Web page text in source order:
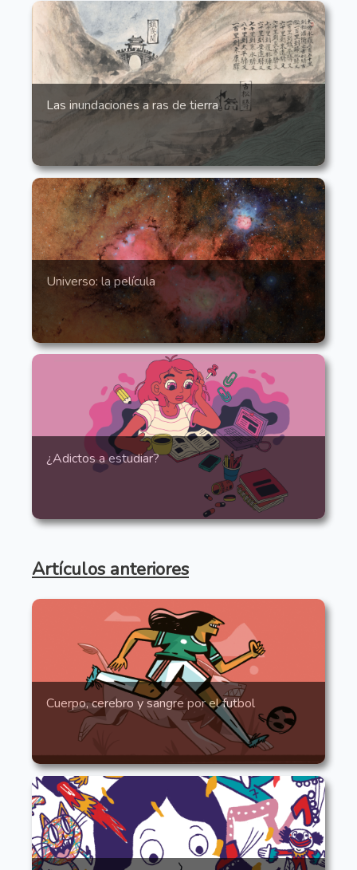
Las inundaciones a ras de tierra
Universo: la película
¿Adictos a estudiar?
Artículos anteriores
Cuerpo, cerebro y sangre por el futbol